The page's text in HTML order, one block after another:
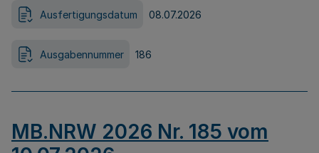
Ausfertigungsdatum 08.07.2026
Ausgabennummer 186
MB.NRW 2026 Nr. 185 vom